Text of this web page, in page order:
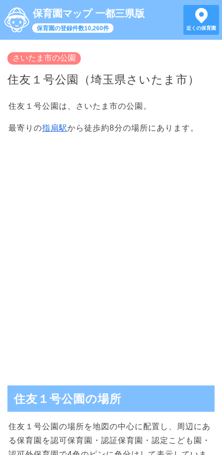
保育園マップ 一都三県版
保育園の登録件数10,260件 近くの保育園
さいたま市の公園
住友１号公園（埼玉県さいたま市）
住友１号公園は、さいたま市の公園。
最寄りの指扇駅から徒歩約8分の場所にあります。
住友１号公園の場所
住友１号公園の場所を地図の中心に配置し、周辺にあ
る保育園を認可保育園・認証保育園・認定こども園・